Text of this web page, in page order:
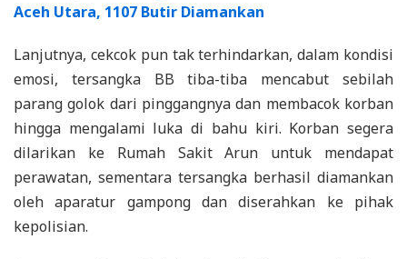
Aceh Utara, 1107 Butir Diamankan
Lanjutnya, cekcok pun tak terhindarkan, dalam kondisi
emosi, tersangka BB tiba-tiba mencabut sebilah
parang golok dari pinggangnya dan membacok korban
hingga mengalami luka di bahu kiri. Korban segera
dilarikan ke Rumah Sakit Arun untuk mendapat
perawatan, sementara tersangka berhasil diamankan
oleh aparatur gampong dan diserahkan ke pihak
kepolisian.